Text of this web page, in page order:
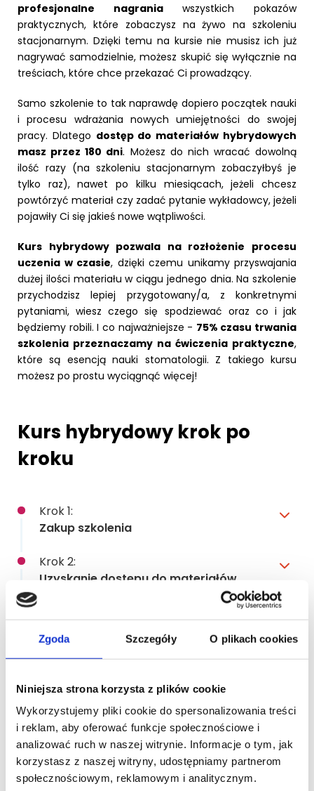
Zgoda Szczegóły O plikach cookies
Niniejsza strona korzysta z plików cookie
Wykorzystujemy pliki cookie do spersonalizowania treści
i reklam, aby oferować funkcje społecznościowe i
analizować ruch w naszej witrynie. Informacje o tym, jak
korzystasz z naszej witryny, udostępniamy partnerom
społecznościowym, reklamowym i analitycznym.
profesjonalne nagrania wszystkich pokazów
praktycznych, które zobaczysz na żywo na szkoleniu
stacjonarnym. Dzięki temu na kursie nie musisz ich już
nagrywać samodzielnie, możesz skupić się wyłącznie na
treściach, które chce przekazać Ci prowadzący.
Samo szkolenie to tak naprawdę dopiero początek nauki
i procesu wdrażania nowych umiejętności do swojej
pracy. Dlatego dostęp do materiałów hybrydowych
masz przez 180 dni. Możesz do nich wracać dowolną
ilość razy (na szkoleniu stacjonarnym zobaczyłbyś je
tylko raz), nawet po kilku miesiącach, jeżeli chcesz
powtórzyć materiał czy zadać pytanie wykładowcy, jeżeli
pojawiły Ci się jakieś nowe wątpliwości.
Kurs hybrydowy pozwala na rozłożenie procesu
uczenia w czasie, dzięki czemu unikamy przyswajania
dużej ilości materiału w ciągu jednego dnia. Na szkolenie
przychodzisz lepiej przygotowany/a, z konkretnymi
pytaniami, wiesz czego się spodziewać oraz co i jak
będziemy robili. I co najważniejsze - 75% czasu trwania
szkolenia przeznaczamy na ćwiczenia praktyczne,
które są esencją nauki stomatologii. Z takiego kursu
możesz po prostu wyciągnąć więcej!
Kurs hybrydowy krok po
kroku
Krok 1:
Zakup szkolenia
Krok 2:
Uzyskanie dostępu do materiałów
pierwsze pytania
Szkolenie stacjonarne
Krok 5:
Utrwal zdobytą wiedzę